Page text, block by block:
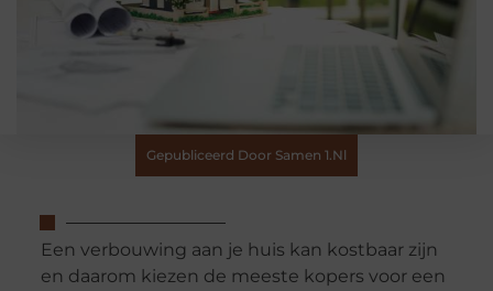
Gepubliceerd Door Samen 1.nl
Een verbouwing aan je huis kan kostbaar zijn
en daarom kiezen de meeste kopers voor een